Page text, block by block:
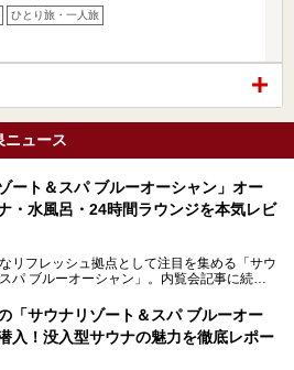
ひとり旅・一人旅
ニュース
ート＆スパ ブルーオーシャン」オー
・水風呂・24時間ラウンジを本気レビ
リフレッシュ拠点として注目を集める「サウ
パ ブルーオーシャン」。内覧会記事に続
風呂の気持ちよさはもちろん、リラックスス
やすさまで徹底チェック。新横浜エリアで日
ットしたい人、ライブやスポーツ観戦遠征組
「サウナリゾート＆スパ ブルーオー
入！没入型サウナの魅力を徹底レポー